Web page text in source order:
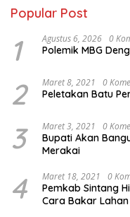
Popular Post
1 Agustus 6, 2026 0
Polemik MBG
2 Maret 8, 2021 0
Peletakan Batu
3 Maret 3, 2021 0
Bupati Akan
Merakai
4 Maret 18, 2021 0
Pemkab Sintang
Cara Bakar Lahan